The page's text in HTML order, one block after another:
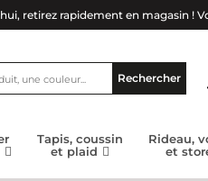
retirez rapidement en magasin !
Rechercher
Tapis, coussin
et plaid
Rideau,
et